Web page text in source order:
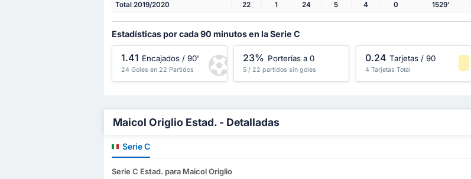
Total 2019/2020 22 1 24 5 4 0 1529'
Estadísticas por cada 90 minutos en la Serie C
1.41 Encajados / 90'
24 Goles en 22 Partidos
23% Porterías a 0
5 / 22 partidos sin goles
0.24 Tarjetas / 90
4 Tarjetas Total
-1 Percentil
Maicol Origlio Estad. - Detalladas
Serie C
Serie C Estad. para Maicol Origlio